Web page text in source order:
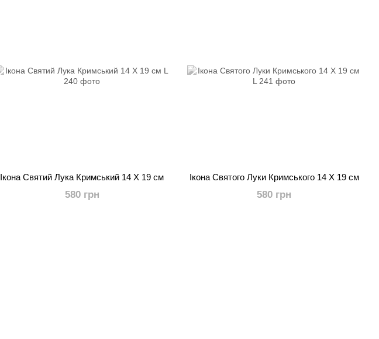
Ікона Святий Лука Кримський 14 Х 19 см
580 грн
Ікона Святого Луки Кримського 14 Х 19 см
580 грн